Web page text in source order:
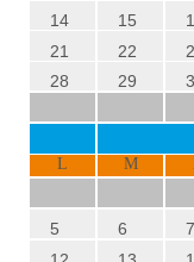
14
15
21
22
28
29
L M
5
6 7